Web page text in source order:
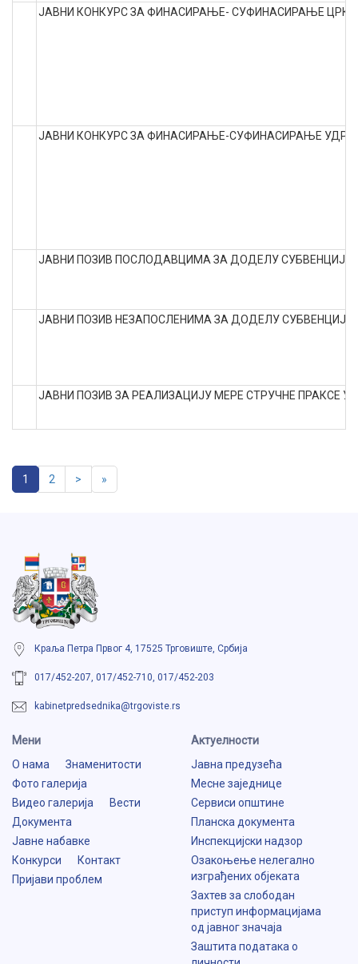
ЈАВНИ КОНКУРС ЗА ФИНАСИРАЊЕ- СУФИНАСИРАЊЕ
ЈАВНИ КОНКУРС ЗА ФИНАСИРАЊЕ-СУФИНАСИРАЊЕ
ЈАВНИ ПОЗИВ ПОСЛОДАВЦИМА ЗА ДОДЕЛУ
ЈАВНИ ПОЗИВ НЕЗАПОСЛЕНИМА ЗА ДОДЕЛУ
ЈАВНИ ПОЗИВ ЗА РЕАЛИЗАЦИЈУ МЕРЕ СТРУЧНE ПРАКСE У
1 2 > »
Краља Петра Првог 4, 17525 Трговиште, Србија
017/452-207, 017/452-710, 017/452-203
kabinetpredsednika@trgoviste.rs
Мени
О нама
Знаменитости
Фото галерија
Видео галерија
Вести
Документа
Јавне набавке
Конкурси
Контакт
Пријави проблем
Aктуелности
Јавна предузећа
Месне заједнице
Сервиси општине
Планска документа
Инспекцијски надзор
Озакоњење нелегално
изграђених објеката
Захтев за слободан
приступ информацијама
од јавног значаја
Заштита података о